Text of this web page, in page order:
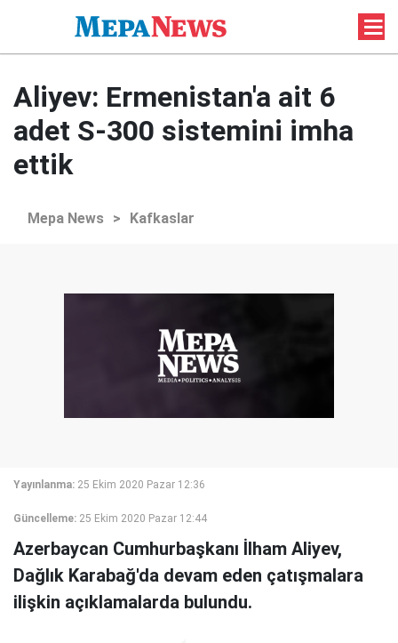
Aliyev: Ermenistan'a ait 6
adet S-300 sistemini imha
ettik
Mepa News > Kafkaslar
Yayınlanma: 25 Ekim 2020 Pazar 12:36
Güncelleme: 25 Ekim 2020 Pazar 12:44
Azerbaycan Cumhurbaşkanı İlham Aliyev,
Dağlık Karabağ'da devam eden çatışmalara
ilişkin açıklamalarda bulundu.